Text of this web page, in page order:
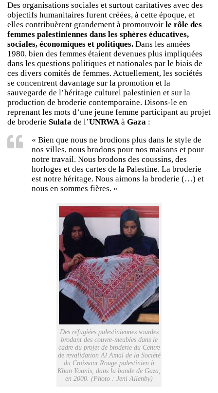
Des organisations sociales et surtout caritatives avec des
objectifs humanitaires furent créées, à cette époque, et
elles contribuèrent grandement à promouvoir le rôle des
femmes palestiniennes dans les sphères éducatives,
sociales, économiques et politiques. Dans les années
1980, bien des femmes étaient devenues plus impliquées
dans les questions politiques et nationales par le biais de
ces divers comités de femmes. Actuellement, les sociétés
se concentrent davantage sur la promotion et la
sauvegarde de l’héritage culturel palestinien et sur la
production de broderie contemporaine. Disons-le en
reprenant les mots d’une jeune femme participant au projet
de broderie Sulafa de l’UNRWAà Gaza :
« Bien que nous ne brodions plus dans le style de
nos villes, nous brodons pour nos maisons et pour
notre travail. Nous brodons des coussins, des
horloges et des cartes de la Palestine. La broderie
est notre héritage. Nous aimons la broderie (…) et
nous en sommes fières. »
Des réfugiées palestiniennes sourdes
brodant des couvre-meubles dans le
cadre du projet de broderie du Centre
de revalidation Al Amal de la Société
du Croissant Rouge palestinien à
Khan Younis, dans la bande de Gaza,
en 2000. (Photo : Jeni Allenby)